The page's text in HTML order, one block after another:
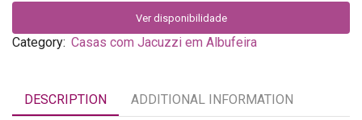
Ver disponibilidade
Category: Casas com Jacuzzi em Albufeira
DESCRIPTION ADDITIONAL INFORMATION